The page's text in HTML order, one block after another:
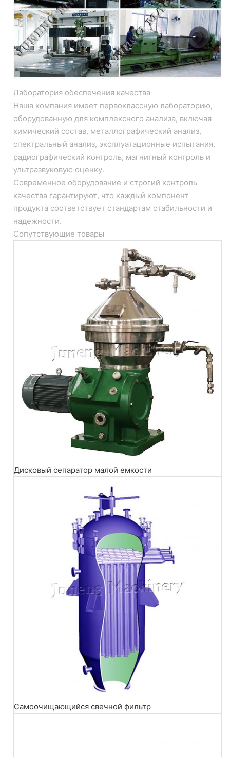
Лаборатория обеспечения качества
Наша компания имеет первоклассную лабораторию,
оборудованную для комплексного анализа, включая
химический состав, металлографический анализ,
спектральный анализ, эксплуатационные испытания,
радиографический контроль, магнитный контроль и
ультразвуковую оценку.
Современное оборудование и строгий контроль
качества гарантируют, что каждый компонент
продукта соответствует стандартам стабильности и
надежности.
Сопутствующие товары
Дисковый сепаратор малой емкости
Самоочищающийся свечной фильтр